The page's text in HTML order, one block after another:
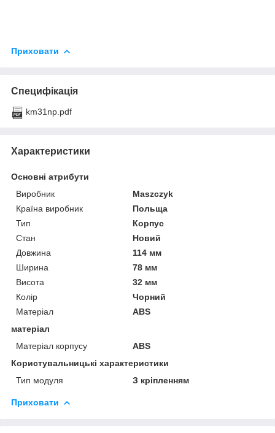
Приховати
Специфікація
km31np.pdf
Характеристики
Основні атрибути
Виробник
Maszczyk
Країна виробник
Польща
Тип
Корпус
Стан
Новий
Довжина
114 мм
Ширина
78 мм
Висота
32 мм
Колір
Чорний
Матеріал
ABS
матеріал
Матеріал корпусу
ABS
Користувальницькі характеристики
Тип модуля
З кріпленням
Приховати